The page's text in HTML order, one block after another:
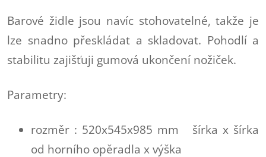
Barové židle jsou navíc stohovatelné, takže je
lze snadno přeskládat a skladovat. Pohodlí a
stabilitu zajišťuji gumová ukončení nožiček.
Parametry:
rozměr : 520x545x985 mm šírka x šírka
od horního opěradla x výška